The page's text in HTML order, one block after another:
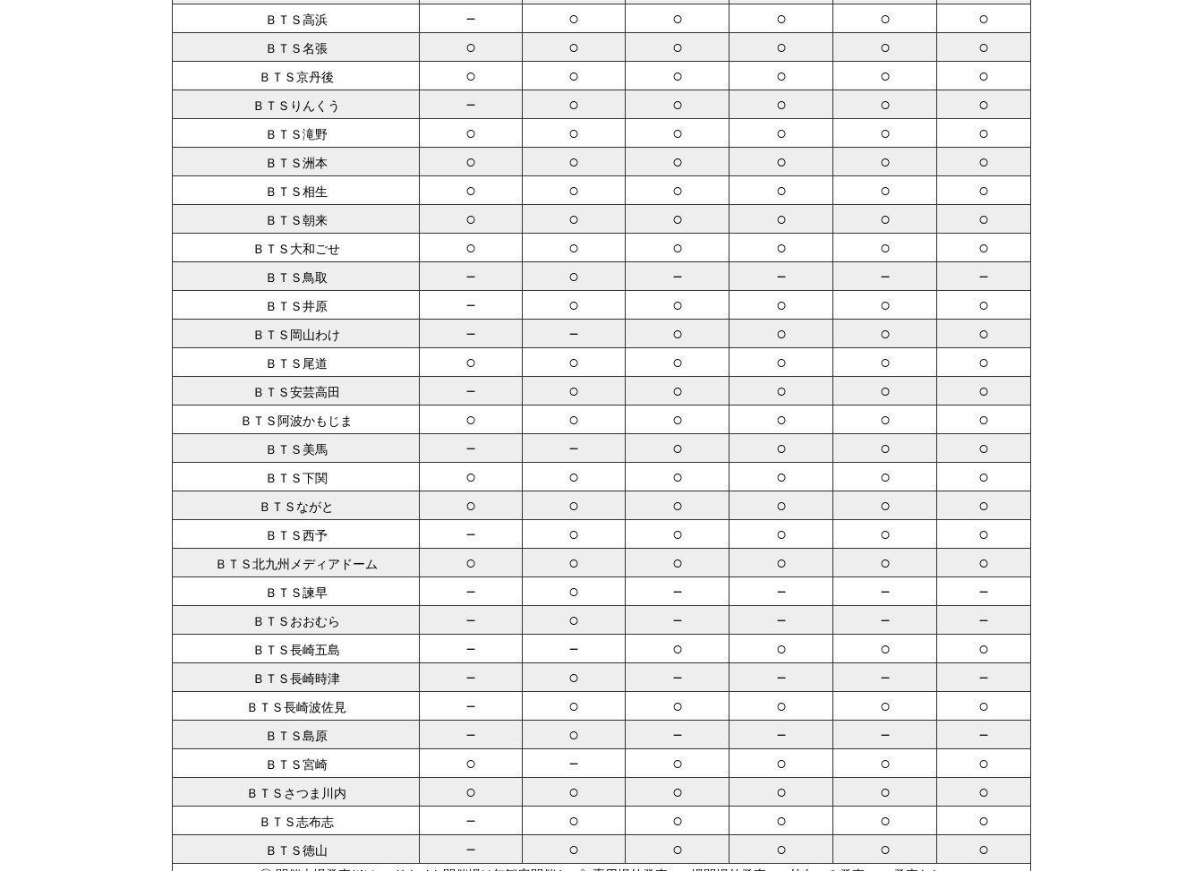
ＢＴＳ高浜 － ○ ○ ○ ○ ○
ＢＴＳ名張 ○ ○ ○ ○ ○ ○
ＢＴＳ京丹後 ○ ○ ○ ○ ○ ○
ＢＴＳりんくう － ○ ○ ○ ○ ○
ＢＴＳ滝野 ○ ○ ○ ○ ○ ○
ＢＴＳ洲本 ○ ○ ○ ○ ○ ○
ＢＴＳ相生 ○ ○ ○ ○ ○ ○
ＢＴＳ朝来 ○ ○ ○ ○ ○ ○
ＢＴＳ大和ごせ ○ ○ ○ ○ ○ ○
ＢＴＳ鳥取 － ○ － － － －
ＢＴＳ井原 － ○ ○ ○ ○ ○
ＢＴＳ岡山わけ － － ○ ○ ○ ○
ＢＴＳ尾道 ○ ○ ○ ○ ○ ○
ＢＴＳ安芸高田 － ○ ○ ○ ○ ○
ＢＴＳ阿波かもじま ○ ○ ○ ○ ○ ○
ＢＴＳ美馬 － － ○ ○ ○ ○
ＢＴＳ下関 ○ ○ ○ ○ ○ ○
ＢＴＳながと ○ ○ ○ ○ ○ ○
ＢＴＳ西予 － ○ ○ ○ ○ ○
ＢＴＳ北九州メディアドーム ○ ○ ○ ○ ○ ○
ＢＴＳ諫早 － ○ － － － －
ＢＴＳおおむら － ○ － － － －
ＢＴＳ長崎五島 － － ○ ○ ○ ○
ＢＴＳ長崎時津 － ○ － － － －
ＢＴＳ長崎波佐見 － ○ ○ ○ ○ ○
ＢＴＳ島原 － ○ － － － －
ＢＴＳ宮崎 ○ － ○ ○ ○ ○
ＢＴＳさつま川内 ○ ○ ○ ○ ○ ○
ＢＴＳ志布志 － ○ ○ ○ ○ ○
ＢＴＳ徳山 － ○ ○ ○ ○ ○